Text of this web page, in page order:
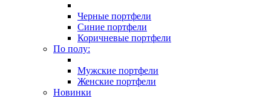
Черные портфели
Синие портфели
Коричневые портфели
По полу:
Мужские портфели
Женские портфели
Новинки